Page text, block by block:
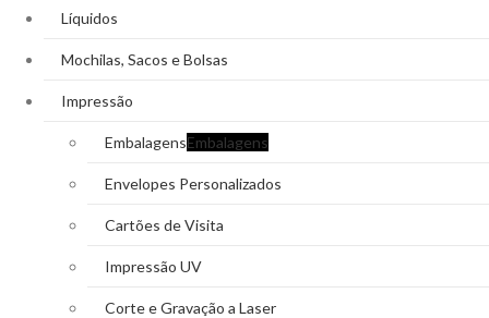
Líquidos
Mochilas, Sacos e Bolsas
Impressão
EmbalagensEmbalagens
Envelopes Personalizados
Cartões de Visita
Impressão UV
Corte e Gravação a Laser